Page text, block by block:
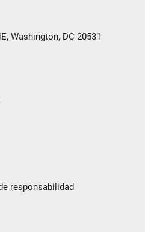
Washington, DC 20531
responsabilidad